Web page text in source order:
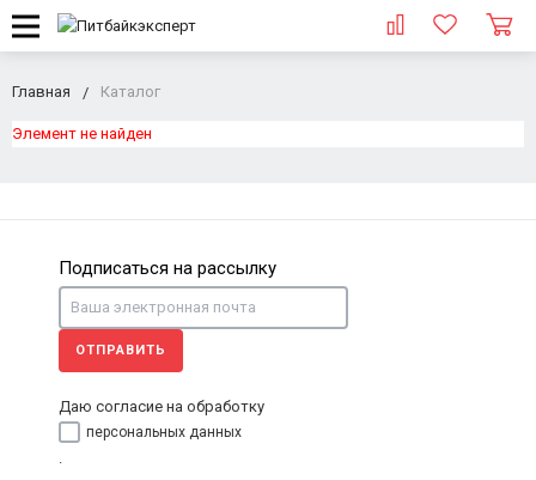
Главная Каталог
Элемент не найден
Подписаться на рассылку
ОТПРАВИТЬ
Даю согласие на обработку
персональных данных